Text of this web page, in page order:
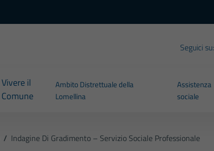
Seguici su:
Vivere il
Comune
Ambito Distrettuale della
Lomellina
Assistenza
sociale
/ Indagine Di Gradimento – Servizio Sociale Professionale